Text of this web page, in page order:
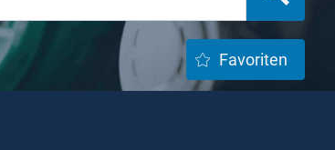
Favoriten